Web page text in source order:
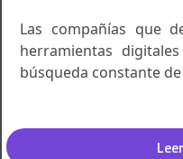
Las compañías que
herramientas
búsqueda constante